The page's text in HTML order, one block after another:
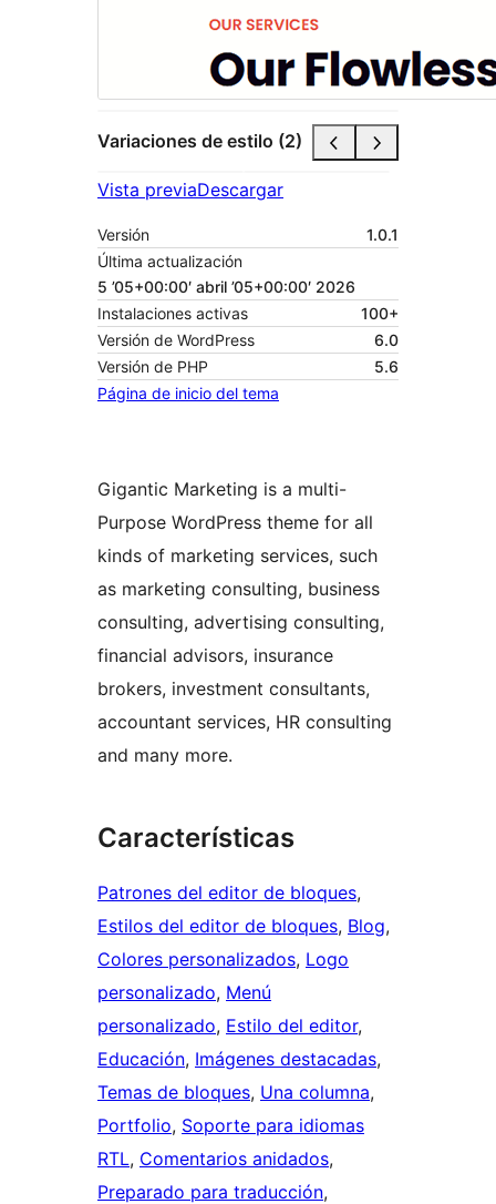
Variaciones de estilo (2)
Vista previaDescargar
Versión
1.0.1
Última actualización
5 ’05+00:00′ abril ’05+00:00′ 2026
Instalaciones activas
100+
Versión de WordPress
6.0
Versión de PHP
5.6
Página de inicio del tema
Gigantic Marketing is a multi-
Purpose WordPress theme for all
kinds of marketing services, such
as marketing consulting, business
consulting, advertising consulting,
financial advisors, insurance
brokers, investment consultants,
accountant services, HR consulting
and many more.
Características
Patrones del editor de bloques
Estilos del editor de bloques, Blog
Colores personalizados, Logo
personalizado, Menú
personalizado, Estilo del editor
Educación, Imágenes destacadas
Temas de bloques, Una columna
Portfolio, Soporte para idiomas
RTL, Comentarios anidados
Preparado para traducción